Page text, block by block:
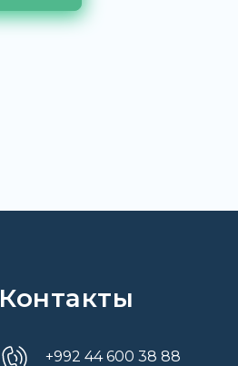
Контакты
+992 44 600 38 88